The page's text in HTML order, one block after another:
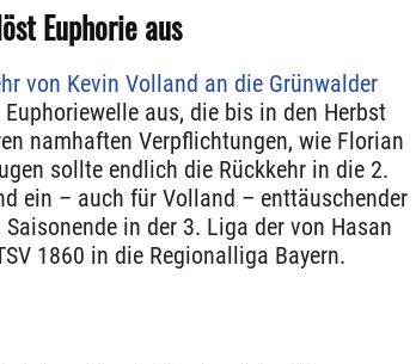
Euphorie aus
von Kevin Volland an die Grünwalder
aus, die bis in den Herbst
namhaften Verpflichtungen, wie Florian
sollte endlich die Rückkehr in die 2.
ein – auch für Volland – enttäuschender
in der 3. Liga der von Hasan
1860 in die Regionalliga Bayern.